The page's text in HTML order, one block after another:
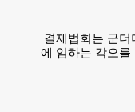
결제법회는 군
에 임하는 각오를